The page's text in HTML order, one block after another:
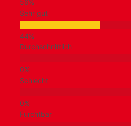
Sehr gut
Durchschnittlich
Schlecht
Furchtbar